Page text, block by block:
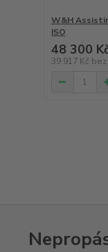
W&H
ISO
48 300
39 917 Kč bez